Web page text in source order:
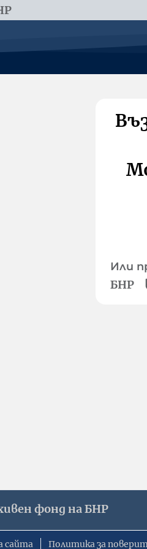
Или
БНР
фонд на БНР
сайта Политика за